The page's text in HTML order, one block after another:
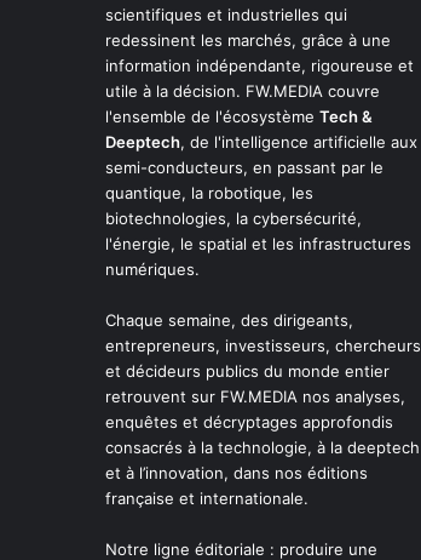
scientifiques et industrielles qui
redessinent les marchés, grâce à une
information indépendante, rigoureuse et
utile à la décision. FW.MEDIA couvre
l'ensemble de l'écosystème Tech &
Deeptech, de l'intelligence artificielle aux
semi-conducteurs, en passant par le
quantique, la robotique, les
biotechnologies, la cybersécurité,
l'énergie, le spatial et les infrastructures
numériques.
Chaque semaine, des dirigeants,
entrepreneurs, investisseurs, chercheurs
et décideurs publics du monde entier
retrouvent sur FW.MEDIA nos analyses,
enquêtes et décryptages approfondis
consacrés à la technologie, à la deeptech
et à l’innovation, dans nos éditions
française et internationale.
Notre ligne éditoriale : produire une